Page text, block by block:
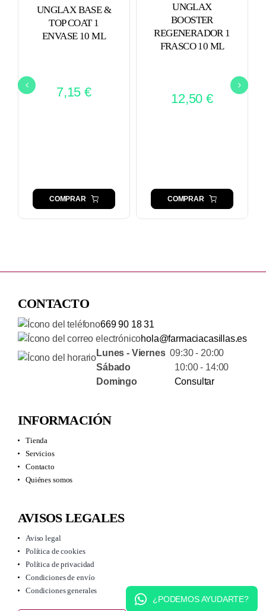
UNGLAX BASE &
TOP COAT 1
ENVASE 10 ML
7,15€
COMPRAR
UNGLAX
BOOSTER
REGENERADOR 1
FRASCO 10 ML
12,50 €
COMPRAR
CONTACTO
669 90 18 31
hola@farmaciacasillas.es
Lunes - Viernes09:30 - 20:00
Sábado 10:00 - 14:00
Domingo
Consultar
INFORMACIÓN
Tienda
Servicios
Contacto
Quiénes somos
AVISOS LEGALES
Aviso legal
Política de cookies
Política de privacidad
Condiciones de envío
Condiciones generales
¿PODEMOS AYUDARTE?